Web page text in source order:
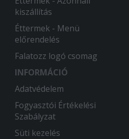
kiszállítás
Éttermek - Menü
előrendelés
Falatozz logó csomag
INFORMÁCIÓ
Adatvédelem
Fogyasztói Értékelési
Szabályzat
Süti kezelés